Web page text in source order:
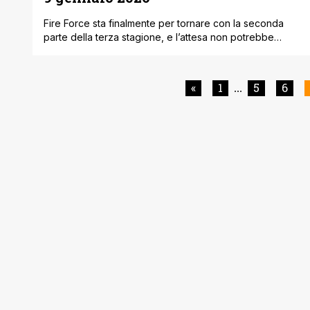
Fire Force sta finalmente per tornare con la seconda
parte della terza stagione, e l’attesa non potrebbe
venerdì, riportando gli spettatori direttamente nel cuore
di un mondo in bilico tra fede, guerra e combustione
« 1 ... 5 6